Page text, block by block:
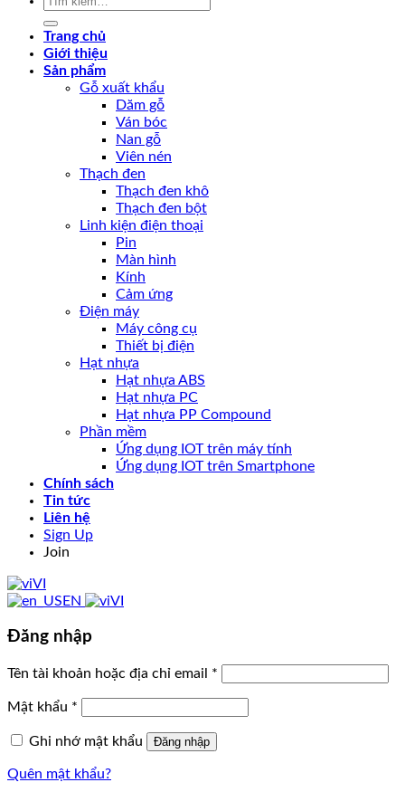
kiếm:
Trang chủ
Giới thiệu
Sản phẩm
Gỗ xuất khẩu
Dăm gỗ
Ván bóc
Nan gỗ
Viên nén
Thạch đen
Thạch đen khô
Thạch đen bột
Linh kiện điện thoại
Pin
Màn hình
Kính
Cảm ứng
Điện máy
Máy công cụ
Thiết bị điện
Hạt nhựa
Hạt nhựa ABS
Hạt nhựa PC
Hạt nhựa PP Compound
Phần mềm
Ứng dụng IOT trên máy tính
Ứng dụng IOT trên Smartphone
Chính sách
Tin tức
Liên hệ
Sign Up
Join
VI
EN
VI
Đăng nhập
Tên tài khoản hoặc địa chỉ email *
Mật khẩu *
Ghi nhớ mật khẩu Đăng nhập
Quên mật khẩu?